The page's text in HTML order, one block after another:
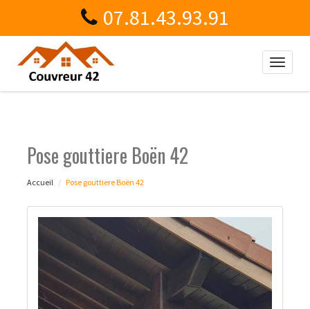
07.81.43.93.91
Toggle
Pose gouttiere Boën 42
Accueil Pose gouttiere Boën 42